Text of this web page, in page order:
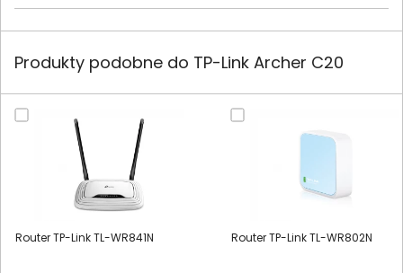
Produkty podobne do TP-Link Archer C20
Router TP-Link TL-WR841N Router TP-Link TL-WR802N